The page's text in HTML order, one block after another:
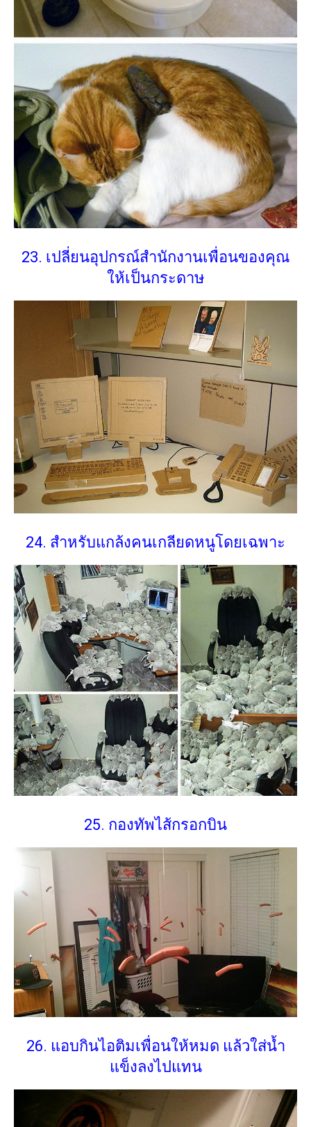
23. เปลี่ยนอุปกรณ์สำนักงานเพื่อนของคุณ
ให้เป็นกระดาษ
24. สำหรับแกล้งคนเกลียดหนูโดยเฉพาะ
25. กองทัพไส้กรอกบิน
26. แอบกินไอติมเพื่อนให้หมด แล้วใส่น้ำ
แข็งลงไปแทน